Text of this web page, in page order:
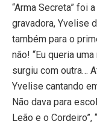
“Arma Secreta” foi
gravadora, Yvelise
também para o
não! “Eu queria
surgiu com outra…
Yvelise cantando
Não dava para
Leão e o Cordeiro”,